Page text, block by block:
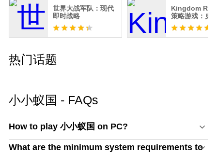
世界大战军队：现代
即时战略
Kingdom
策略游戏：史
冒险
热门话题
小小蚁国 - FAQs
How to play 小小蚁国 on PC?
What are the minimum system requirements to